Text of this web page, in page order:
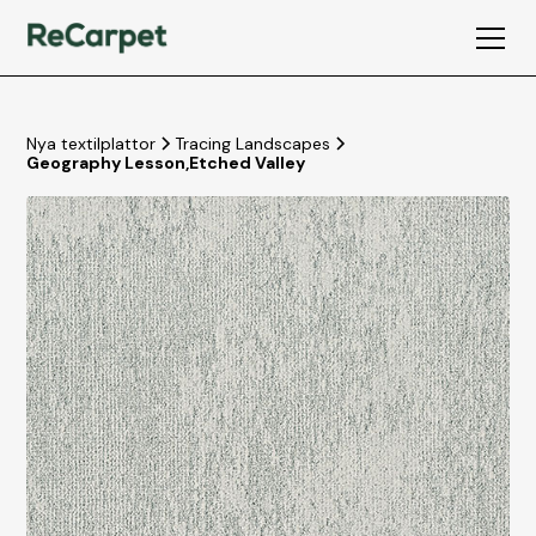
Nya textilplattor
Tracing Landscapes
Geography Lesson,Etched Valley